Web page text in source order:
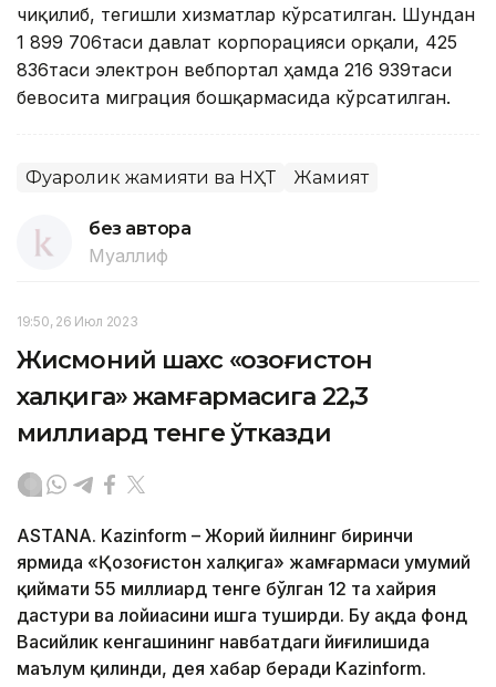
чиқилиб, тегишли хизматлар кўрсатилган. Шундан
1 899 706таси давлат корпорацияси орқали, 425
836таси электрон вебпортал ҳамда 216 939таси
бевосита миграция бошқармасида кўрсатилган.
Фуқаролик жамияти ва НҲТ Жамият
без автора
Муаллиф
19:50, 26 Июл 2023
Жисмоний шахс «Қозоғистон
халқига» жамғармасига 22,3
миллиард тенге ўтказди
ASTANA. Kazinform – Жорий йилнинг биринчи
ярмида «Қозоғистон халқига» жамғармаси умумий
қиймати 55 миллиард тенге бўлган 12 та хайрия
дастури ва лойиҳасини ишга туширди. Бу ҳақда фонд
Васийлик кенгашининг навбатдаги йиғилишида
маълум қилинди, дея хабар беради Kazinform.